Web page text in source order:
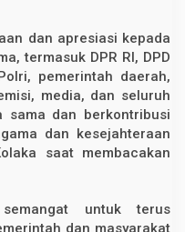
dan apresiasi kepada
termasuk DPR RI, DPD
pemerintah daerah,
media, dan seluruh
sama dan berkontribusi
dan kesejahteraan
saat membacakan
untuk terus